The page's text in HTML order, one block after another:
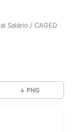
Salário / CAGED
↓ PNG